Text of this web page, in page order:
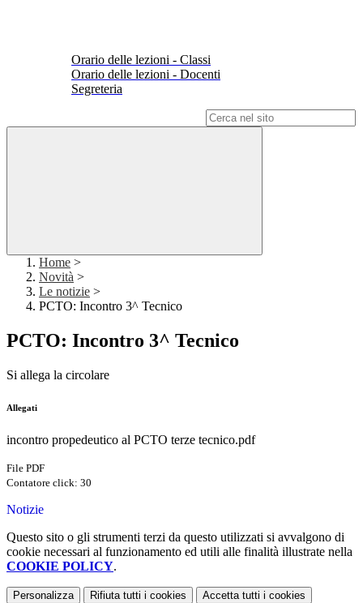
Orario delle lezioni - Classi
Orario delle lezioni - Docenti
Segreteria
Home >
Novità >
Le notizie >
PCTO: Incontro 3^ Tecnico
PCTO: Incontro 3^ Tecnico
Si allega la circolare
Allegati
incontro propedeutico al PCTO terze tecnico.pdf
File PDF
Contatore click: 30
Notizie
Questo sito o gli strumenti terzi da questo utilizzati si avvalgono di
cookie necessari al funzionamento ed utili alle finalità illustrate nella
COOKIE POLICY.
Personalizza Rifiuta tutti i cookies Accetta tutti i cookies